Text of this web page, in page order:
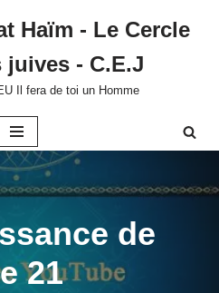
Haïm - Le Cercle
juives - C.E.J
Il fera de toi un Homme
de
21